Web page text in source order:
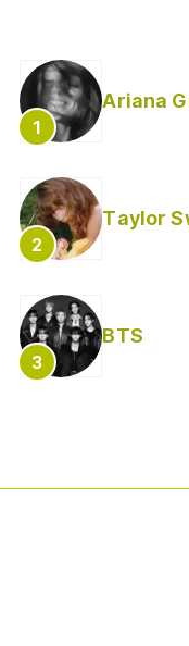
Ariana
Taylor
BTS